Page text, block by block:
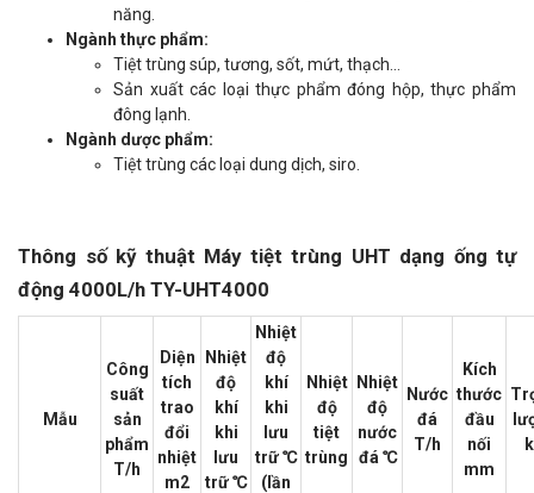
năng.
Ngành thực phẩm:
Tiệt trùng súp, tương, sốt, mứt, thạch...
Sản xuất các loại thực phẩm đóng hộp, thực phẩm
đông lạnh.
Ngành dược phẩm:
Tiệt trùng các loại dung dịch, siro.
Thông số kỹ thuật Máy tiệt trùng UHT dạng ống tự
động 4000L/h TY-UHT4000
Mẫu
Công
suất
sản
phẩm
T/h
Diện
tích
trao
đổi
nhiệt
m2
Nhiệt
độ
khí
khi
lưu
trữ ℃
Nhiệt
độ
khí
khi
lưu
trữ ℃
(lần
Nhiệt
độ
tiệt
trùng
Nhiệt
độ
nước
đá ℃
Nước
đá
T/h
Kích
thước
đầu
nối
mm